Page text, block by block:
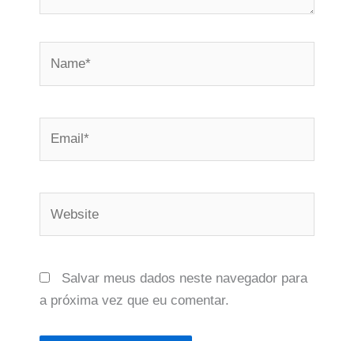
Salvar meus dados neste navegador para
a próxima vez que eu comentar.